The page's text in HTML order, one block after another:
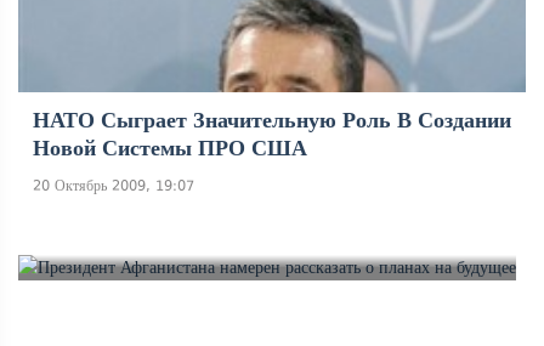
НАТО Сыграет Значительную Роль В Создании
Новой Системы ПРО США
20 Октябрь 2009, 19:07